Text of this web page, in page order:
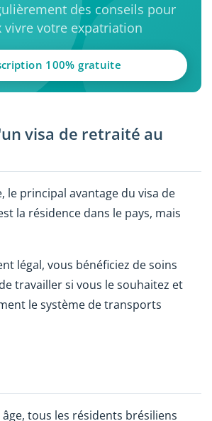
des conseils pour
vivre votre expatriation
100% gratuite
visa de retraité au
le principal avantage du visa de
la résidence dans le pays, mais
légal, vous bénéficiez de soins
travailler si vous le souhaitez et
le système de transports
tous les résidents brésiliens